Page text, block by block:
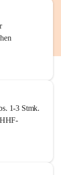
1-3 Stmk.